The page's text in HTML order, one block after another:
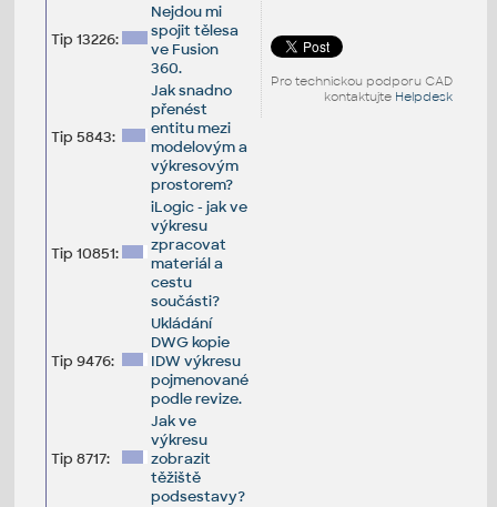
Pro technickou podporu CAD
kontaktujte Helpdesk
Tip 13226:
Nejdou mi
spojit tělesa
ve Fusion
360.
Tip 5843:
Jak snadno
přenést
entitu mezi
modelovým a
výkresovým
prostorem?
Tip 10851:
iLogic - jak ve
výkresu
zpracovat
materiál a
cestu
součásti?
Tip 9476:
Ukládání
DWG kopie
IDW výkresu
pojmenované
podle revize.
Tip 8717:
Jak ve
výkresu
zobrazit
těžiště
podsestavy?